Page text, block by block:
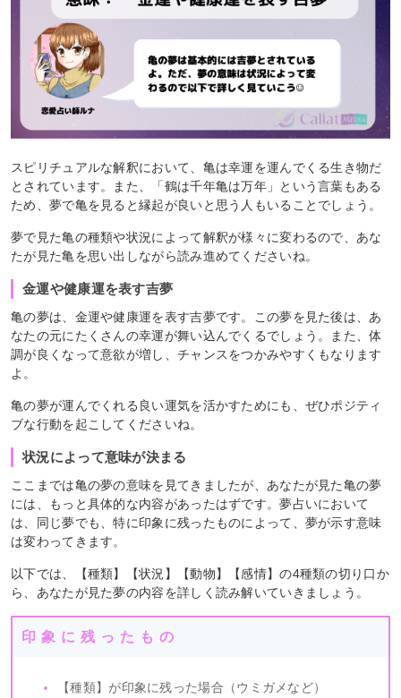
スピリチュアルな解釈において、亀は幸運を運んでくる生き物だ
とされています。また、「鶴は千年亀は万年」という言葉もある
ため、夢で亀を見ると縁起が良いと思う人もいることでしょう。
夢で見た亀の種類や状況によって解釈が様々に変わるので、あな
たが見た亀を思い出しながら読み進めてくださいね。
金運や健康運を表す吉夢
亀の夢は、金運や健康運を表す吉夢です。この夢を見た後は、あ
なたの元にたくさんの幸運が舞い込んでくるでしょう。また、体
調が良くなって意欲が増し、チャンスをつかみやすくもなります
よ。
亀の夢が運んでくれる良い運気を活かすためにも、ぜひポジティ
ブな行動を起こしてくださいね。
状況によって意味が決まる
ここまでは亀の夢の意味を見てきましたが、あなたが見た亀の夢
には、もっと具体的な内容があったはずです。夢占いにおいて
は、同じ夢でも、特に印象に残ったものによって、夢が示す意味
は変わってきます。
以下では、【種類】【状況】【動物】【感情】の4種類の切り口か
ら、あなたが見た夢の内容を詳しく読み解いていきましょう。
印象に残ったもの
【種類】が印象に残った場合（ウミガメなど）